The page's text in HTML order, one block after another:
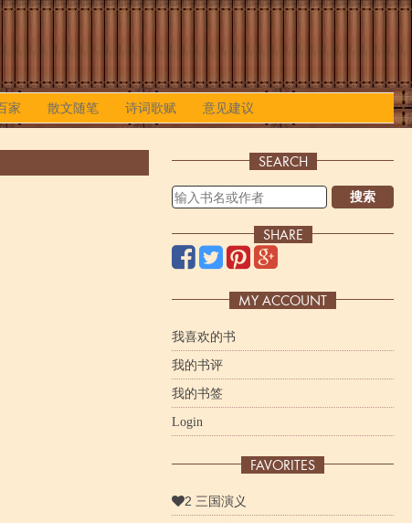
家 散文随笔 诗词歌赋 意见建议
SEARCH
搜索
SHARE
MY ACCOUNT
我喜欢的书
我的书评
我的书签
Login
FAVORITES
2 三国演义